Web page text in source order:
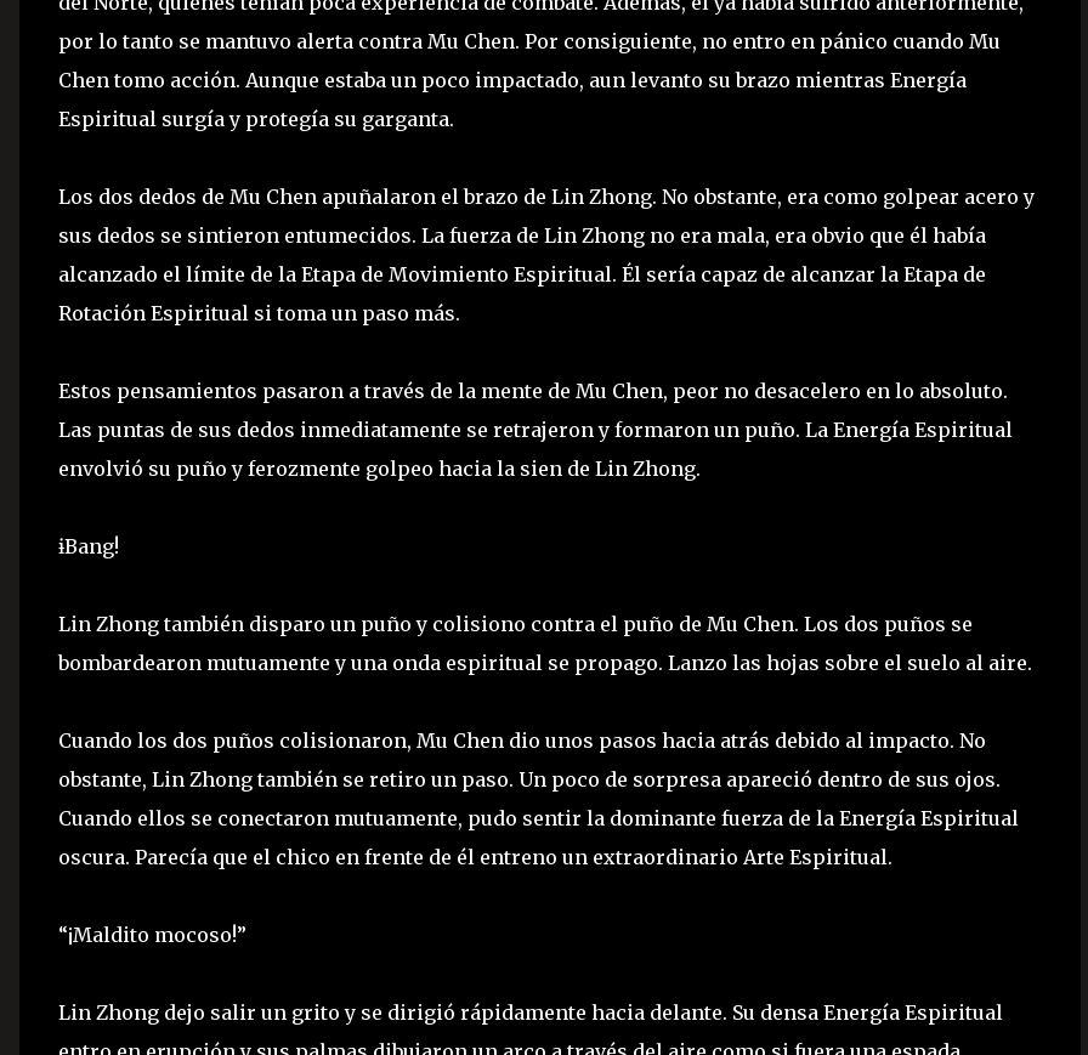
por lo tanto se mantuvo alerta contra Mu Chen. Por consiguiente, no entro en pánico cuando Mu
Chen tomo acción. Aunque estaba un poco impactado, aun levanto su brazo mientras Energía
Espiritual surgía y protegía su garganta.
Los dos dedos de Mu Chen apuñalaron el brazo de Lin Zhong. No obstante, era como golpear acero y
sus dedos se sintieron entumecidos. La fuerza de Lin Zhong no era mala, era obvio que él había
alcanzado el límite de la Etapa de Movimiento Espiritual. Él sería capaz de alcanzar la Etapa de
Rotación Espiritual si toma un paso más.
Estos pensamientos pasaron a través de la mente de Mu Chen, peor no desacelero en lo absoluto.
Las puntas de sus dedos inmediatamente se retrajeron y formaron un puño. La Energía Espiritual
envolvió su puño y ferozmente golpeo hacia la sien de Lin Zhong.
ɨBang!
Lin Zhong también disparo un puño y colisiono contra el puño de Mu Chen. Los dos puños se
bombardearon mutuamente y una onda espiritual se propago. Lanzo las hojas sobre el suelo al aire.
Cuando los dos puños colisionaron, Mu Chen dio unos pasos hacia atrás debido al impacto. No
obstante, Lin Zhong también se retiro un paso. Un poco de sorpresa apareció dentro de sus ojos.
Cuando ellos se conectaron mutuamente, pudo sentir la dominante fuerza de la Energía Espiritual
oscura. Parecía que el chico en frente de él entreno un extraordinario Arte Espiritual.
“¡Maldito mocoso!”
Lin Zhong dejo salir un grito y se dirigió rápidamente hacia delante. Su densa Energía Espiritual